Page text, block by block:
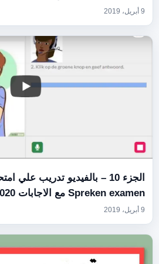
9 أبريل، 2019
الجزء 10 – بالفيديو تدريب علي
Spreken examen مع الاجابات 2020
9 أبريل، 2019